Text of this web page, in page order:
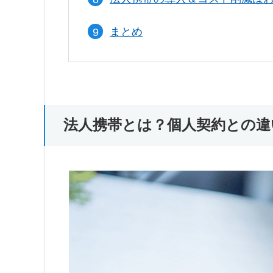
まとめ
法人携帯とは？個人契約との